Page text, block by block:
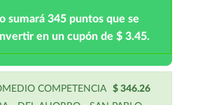
sumará 345 puntos que se
en un cupón de $ 3.45.
COMPETENCIA
$ 346.26